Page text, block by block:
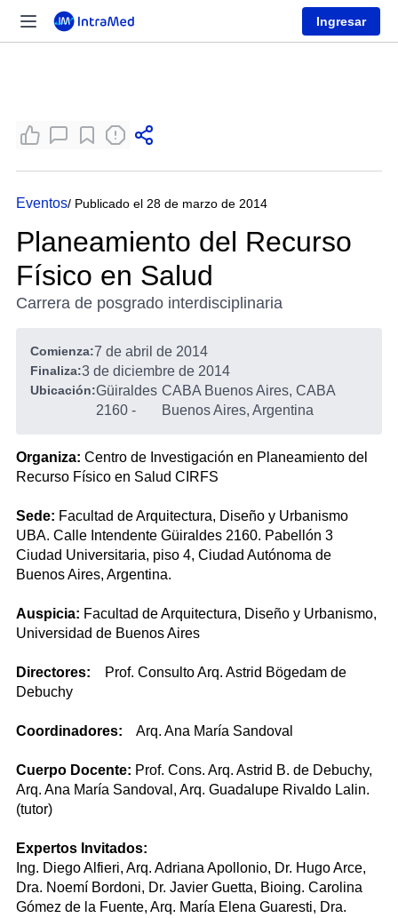
Ingresar
Eventos/ Publicado el 28 de marzo de 2014
Planeamiento del Recurso
Físico en Salud
Carrera de posgrado interdisciplinaria
Comienza:7 de abril de 2014
Finaliza:3 de diciembre de 2014
Ubicación:Güiraldes
2160 -
CABA Buenos Aires, CABA
Buenos Aires, Argentina
Organiza: Centro de Investigación en Planeamiento del
Recurso Físico en Salud CIRFS
Sede: Facultad de Arquitectura, Diseño y Urbanismo
UBA. Calle Intendente Güiraldes 2160. Pabellón 3
Ciudad Universitaria, piso 4, Ciudad Autónoma de
Buenos Aires, Argentina.
Auspicia: Facultad de Arquitectura, Diseño y Urbanismo,
Universidad de Buenos Aires
Directores: Prof. Consulto Arq. Astrid Bögedam de
Debuchy
Coordinadores: Arq. Ana María Sandoval
Cuerpo Docente: Prof. Cons. Arq. Astrid B. de Debuchy,
Arq. Ana María Sandoval, Arq. Guadalupe Rivaldo Lalin.
(tutor)
Expertos Invitados:
Ing. Diego Alfieri, Arq. Adriana Apollonio, Dr. Hugo Arce,
Dra. Noemí Bordoni, Dr. Javier Guetta, Bioing. Carolina
Gómez de la Fuente, Arq. María Elena Guaresti, Dra.